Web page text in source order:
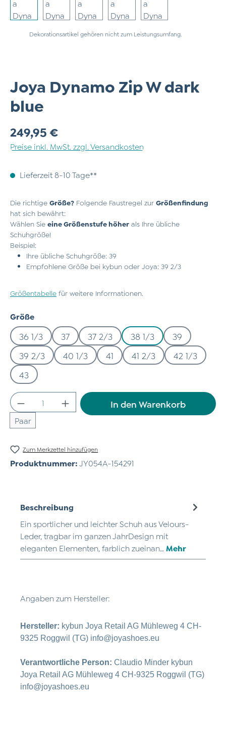
Dekorationsartikel gehören nicht zum Leistungsumfang.
Joya Dynamo Zip W dark
blue
Regulärer Preis:
249,95 €
Preise inkl. MwSt. zzgl. Versandkosten
Lieferzeit 8-10 Tage**
Die richtige Größe? Folgende Faustregel zur Größenfindung
hat sich bewährt:
Wählen Sie eine Größenstufe höher als Ihre übliche
Schuhgröße!
Beispiel:
Ihre übliche Schuhgröße: 39
Empfohlene Größe bei kybun oder Joya: 39 2/3
Größentabelle für weitere Informationen.
Größeauswählen
36 1/3 37 37 2/3 38 1/3
39
39 2/3
40 1/3 41 41 2/3
42 1/3
43
Produkt Anzahl: Gib den gewünschten
Paar
In den Warenkorb
Zum Merkzettel hinzufügen
Produktnummer: JY054A-154291
Beschreibung
Ein sportlicher und leichter Schuh aus Velours-
Leder, tragbar im ganzen JahrDesign mit
eleganten Elementen, farblich zueinan… Mehr
Angaben zum Hersteller:
Hersteller: kybun Joya Retail AG Mühleweg 4 CH-
9325 Roggwil (TG) info@joyashoes.eu
Verantwortliche Person: Claudio Minder kybun
Joya Retail AG Mühleweg 4 CH-9325 Roggwil (TG)
info@joyashoes.eu